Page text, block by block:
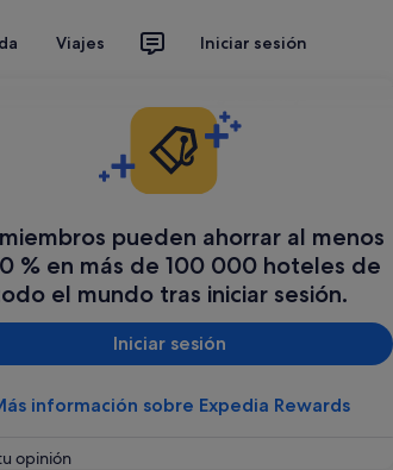
Viajes Iniciar sesión
pueden ahorrar al menos
% en más de 100 000 hoteles de
el mundo tras iniciar sesión.
Iniciar sesión
información sobre Expedia Rewards
opinión